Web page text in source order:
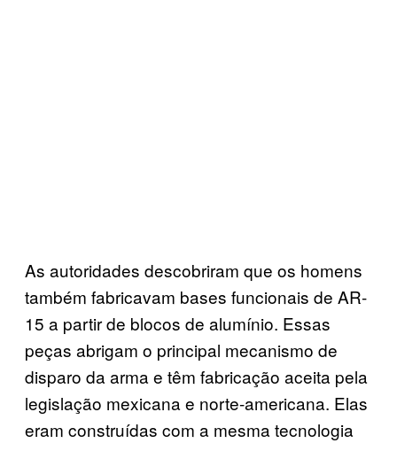
As autoridades descobriram que os homens
também fabricavam bases funcionais de AR-
15 a partir de blocos de alumínio. Essas
peças abrigam o principal mecanismo de
disparo da arma e têm fabricação aceita pela
legislação mexicana e norte-americana. Elas
eram construídas com a mesma tecnologia